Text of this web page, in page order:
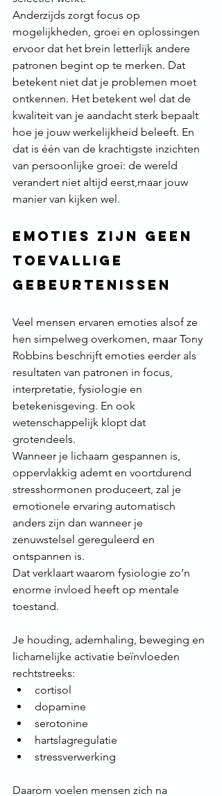
Anderzijds zorgt focus op
mogelijkheden, groei en oplossingen
ervoor dat het brein letterlijk andere
patronen begint op te merken. Dat
betekent niet dat je problemen moet
ontkennen. Het betekent wel dat de
kwaliteit van je aandacht sterk bepaalt
hoe je jouw werkelijkheid beleeft. En
dat is één van de krachtigste inzichten
van persoonlijke groei: de wereld
verandert niet altijd eerst,maar jouw
manier van kijken wel.
Emoties zijn geen
toevallige
gebeurtenissen
Veel mensen ervaren emoties alsof ze
hen simpelweg overkomen, maar Tony
Robbins beschrijft emoties eerder als
resultaten van patronen in focus,
interpretatie, fysiologie en
betekenisgeving. En ook
wetenschappelijk klopt dat
grotendeels.
Wanneer je lichaam gespannen is,
oppervlakkig ademt en voortdurend
stresshormonen produceert, zal je
emotionele ervaring automatisch
anders zijn dan wanneer je
zenuwstelsel gereguleerd en
ontspannen is.
Dat verklaart waarom fysiologie zo’n
enorme invloed heeft op mentale
toestand.
Je houding, ademhaling, beweging en
lichamelijke activatie beïnvloeden
rechtstreeks:
cortisol
dopamine
serotonine
hartslagregulatie
stressverwerking
Daarom voelen mensen zich na